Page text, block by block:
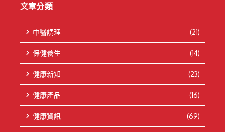
文章分類
中醫調理 (21)
保健養生 (14)
健康新知 (23)
健康產品 (16)
健康資訊 (69)